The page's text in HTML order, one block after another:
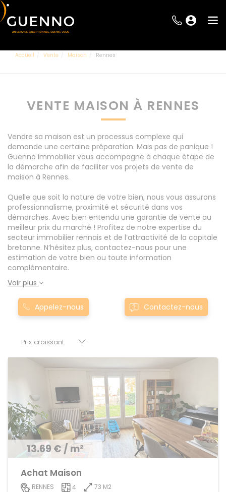
Accueil Vente Maison Rennes
VENTE MAISON À RENNES
Vendre sa maison est un processus complexe qui
demande une certaine préparation. Mais pas de panique !
Guenno Immobilier vous accompagne à chaque étape de
la démarche afin de faciliter vos projets de vente de
maison à Rennes.
Quelle que soit la nature de votre bien, nous vous assurons
professionnalisme, proximité et sécurité dans vos
démarches. Avec bien entendu une garantie de vente au
meilleur prix du marché ! Profitez de notre expertise du
secteur immobilier rennais et de l’attractivité de la capitale
bretonne. N’hésitez plus, contactez-nous pour une
estimation de votre bien ou toute information
complémentaire.
Voir plus
Appelez-nous Contactez-nous
13.69 € / m²
Achat Maison
RENNES 4
73 M2